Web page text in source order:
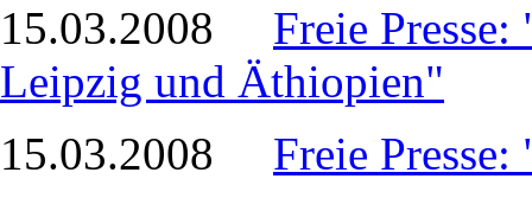
15.03.2008 Freie
Leipzig und Äthiopien"
15.03.2008 Freie Presse: